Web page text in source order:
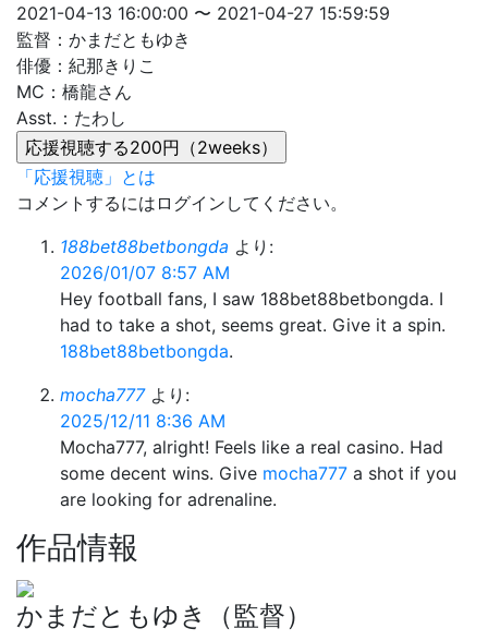
2021-04-13 16:00:00 〜 2021-04-27 15:59:59
監督：かまだともゆき
俳優：紀那きりこ
MC：橋龍さん
Asst.：たわし
「応援視聴」とは
コメントするにはログインしてください。
188bet88betbongda より:
2026/01/07 8:57 AM
Hey football fans, I saw 188bet88betbongda. I
had to take a shot, seems great. Give it a spin.
188bet88betbongda.
mocha777 より:
2025/12/11 8:36 AM
Mocha777, alright! Feels like a real casino. Had
some decent wins. Give mocha777 a shot if you
are looking for adrenaline.
作品情報
かまだともゆき（監督）